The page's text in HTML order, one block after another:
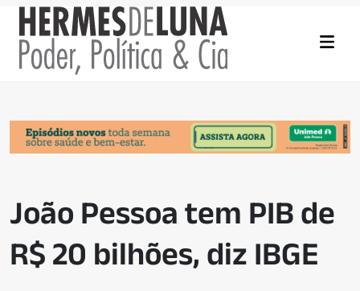
João Pessoa tem PIB de
R$ 20 bilhões, diz IBGE